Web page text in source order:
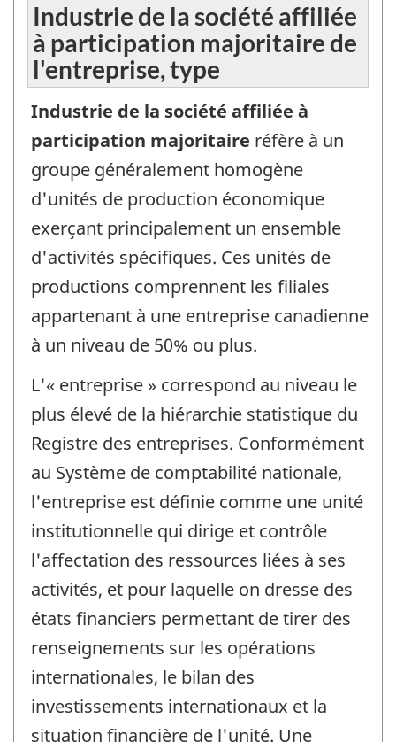
Industrie de la société affiliée
à participation majoritaire de
l'entreprise, type
Industrie de la société affiliée à
participation majoritaire réfère à un
groupe généralement homogène
d'unités de production économique
exerçant principalement un ensemble
d'activités spécifiques. Ces unités de
productions comprennent les filiales
appartenant à une entreprise canadienne
à un niveau de 50% ou plus.
L'« entreprise » correspond au niveau le
plus élevé de la hiérarchie statistique du
Registre des entreprises. Conformément
au Système de comptabilité nationale,
l'entreprise est définie comme une unité
institutionnelle qui dirige et contrôle
l'affectation des ressources liées à ses
activités, et pour laquelle on dresse des
états financiers permettant de tirer des
renseignements sur les opérations
internationales, le bilan des
investissements internationaux et la
situation financière de l'unité. Une